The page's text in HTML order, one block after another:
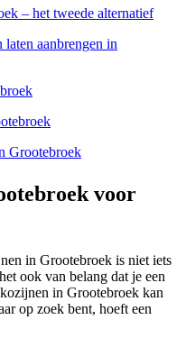
– het tweede alternatief
aanbrengen in
Grootebroek
voor
in Grootebroek is niet iets
ook van belang dat je een
in Grootebroek kan
op zoek bent, hoeft een